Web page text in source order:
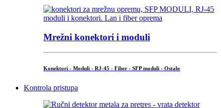
Mrežni konektori i moduli
Konektori - Moduli - RJ-45 - Fiber - SFP moduli - Ostalo
Kontrola pristupa